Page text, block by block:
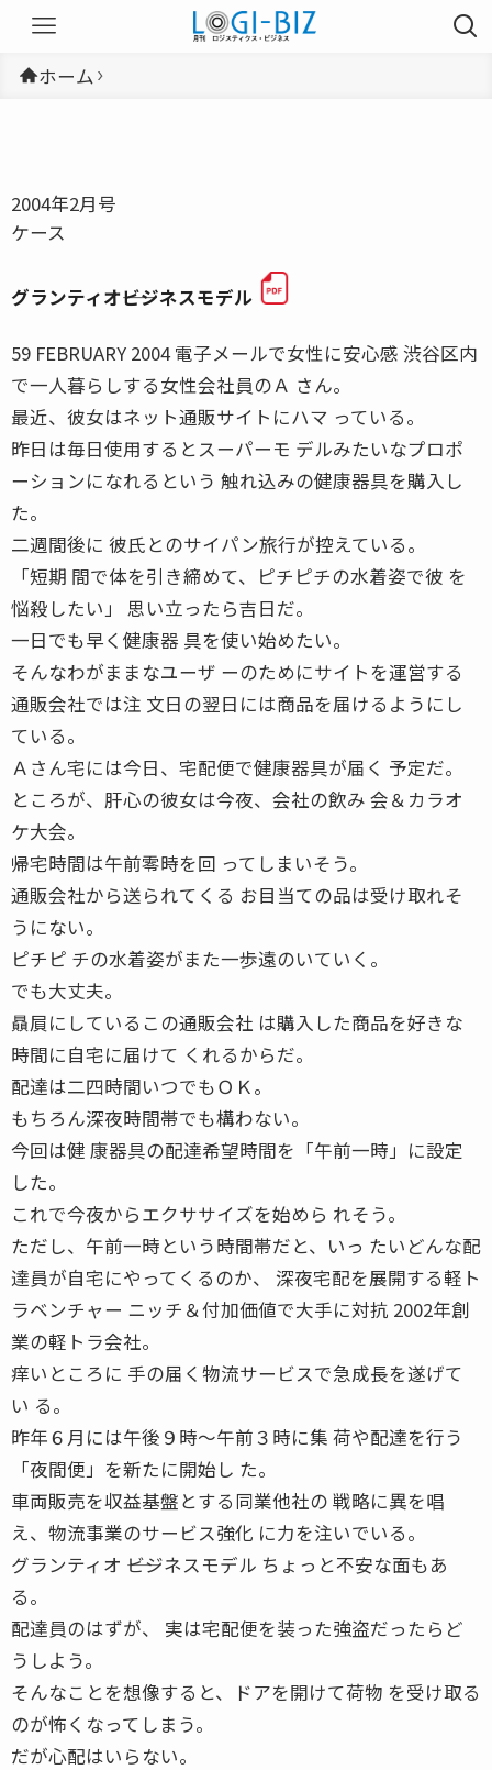
ホーム
2004年2月号
ケース
グランティオ――ビジネスモデル
59 FEBRUARY 2004 電子メールで女性に安心感 渋谷区内
で一人暮らしする女性会社員のＡ さん。
最近、彼女はネット通販サイトにハマ っている。
昨日は毎日使用するとスーパーモ デルみたいなプロポ
ーションになれるという 触れ込みの健康器具を購入し
た。
二週間後に 彼氏とのサイパン旅行が控えている。
「短期 間で体を引き締めて、ピチピチの水着姿で彼 を
悩殺したい」 思い立ったら吉日だ。
一日でも早く健康器 具を使い始めたい。
そんなわがままなユーザ ーのためにサイトを運営する
通販会社では注 文日の翌日には商品を届けるようにし
ている。
Ａさん宅には今日、宅配便で健康器具が届く 予定だ。
ところが、肝心の彼女は今夜、会社の飲み 会＆カラオ
ケ大会。
帰宅時間は午前零時を回 ってしまいそう。
通販会社から送られてくる お目当ての品は受け取れそ
うにない。
ピチピ チの水着姿がまた一歩遠のいていく。
でも大丈夫。
贔屓にしているこの通販会社 は購入した商品を好きな
時間に自宅に届けて くれるからだ。
配達は二四時間いつでもＯＫ。
もちろん深夜時間帯でも構わない。
今回は健 康器具の配達希望時間を「午前一時」に設定
した。
これで今夜からエクササイズを始めら れそう。
ただし、午前一時という時間帯だと、いっ たいどんな配
達員が自宅にやってくるのか、 深夜宅配を展開する軽ト
ラベンチャー ニッチ＆付加価値で大手に対抗 2002年創
業の軽トラ会社。
痒いところに 手の届く物流サービスで急成長を遂げて
い る。
昨年６月には午後９時〜午前３時に集 荷や配達を行う
「夜間便」を新たに開始し た。
車両販売を収益基盤とする同業他社の 戦略に異を唱
え、物流事業のサービス強化 に力を注いでいる。
グランティオ ――ビジネスモデル ちょっと不安な面もあ
る。
配達員のはずが、 実は宅配便を装った強盗だったらど
うしよう。
そんなことを想像すると、ドアを開けて荷物 を受け取る
のが怖くなってしまう。
だが心配はいらない。